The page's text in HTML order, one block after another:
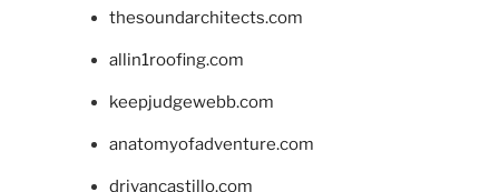
thesoundarchitects.com
allin1roofing.com
keepjudgewebb.com
anatomyofadventure.com
drivancastillo.com